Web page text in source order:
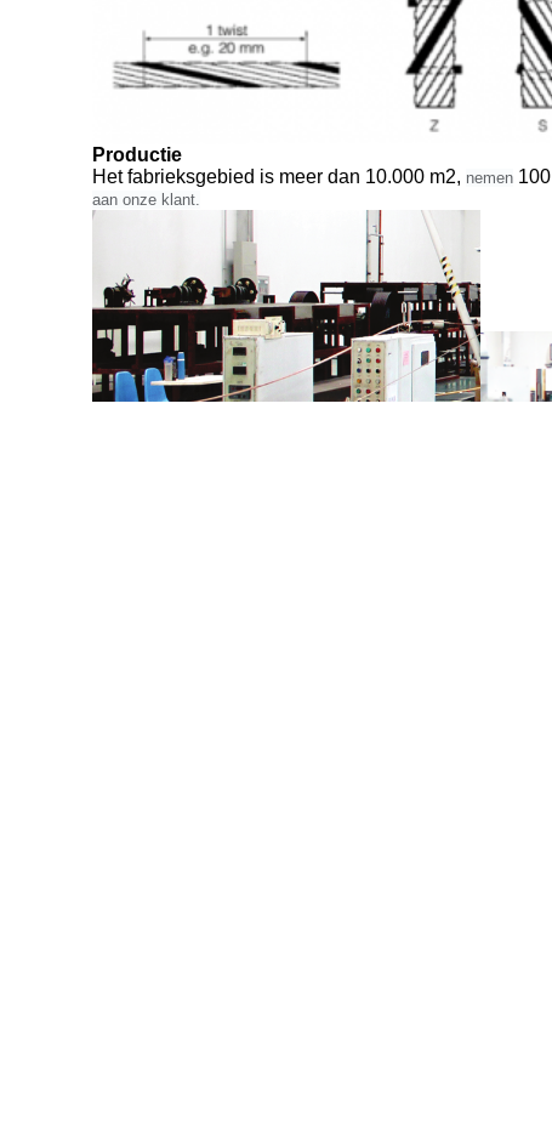
Productie
Het fabrieksgebied is meer dan 10.000 m2, nemen 100
aan onze klant.